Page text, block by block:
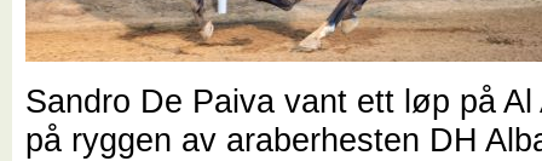
Sandro De Paiva vant ett løp på Al
på ryggen av araberhesten DH